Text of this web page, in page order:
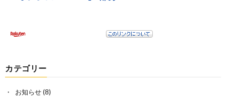
カテゴリー
お知らせ(8)